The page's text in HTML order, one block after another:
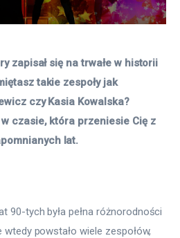
takie zespoły jak
czy Kasia Kowalska?
czasie, która przeniesie Cię z
lat.
90-tych była pełna różnorodności
powstało wiele zespołów,